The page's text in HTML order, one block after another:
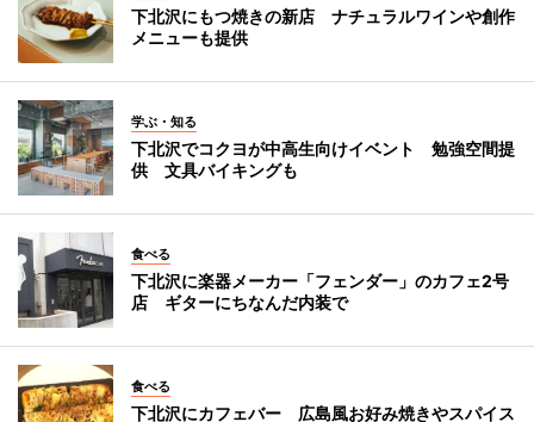
下北沢にもつ焼きの新店 ナチュラルワインや創作
メニューも提供
学ぶ・知る
下北沢でコクヨが中高生向けイベント 勉強空間提
供 文具バイキングも
食べる
下北沢に楽器メーカー「フェンダー」のカフェ2号
店 ギターにちなんだ内装で
食べる
下北沢にカフェバー 広島風お好み焼きやスパイス